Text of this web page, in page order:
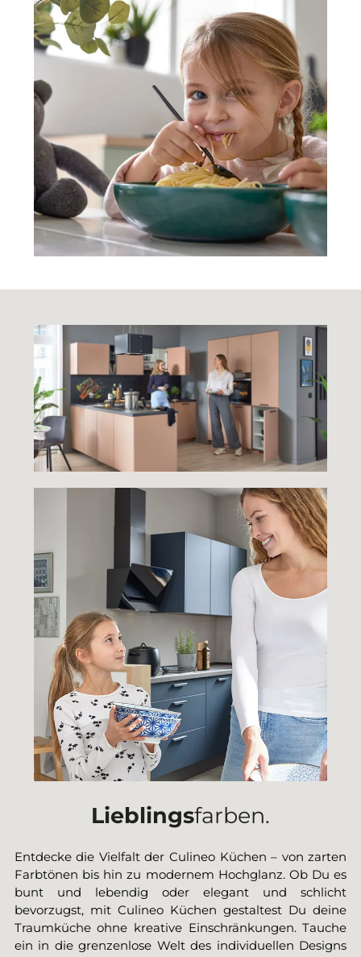
Lieblingsfarben.
Entdecke die Vielfalt der Culineo Küchen – von zarten
Farbtönen bis hin zu modernem Hochglanz. Ob Du es
bunt und lebendig oder elegant und schlicht
bevorzugst, mit Culineo Küchen gestaltest Du deine
Traumküche ohne kreative Einschränkungen. Tauche
ein in die grenzenlose Welt des individuellen Designs